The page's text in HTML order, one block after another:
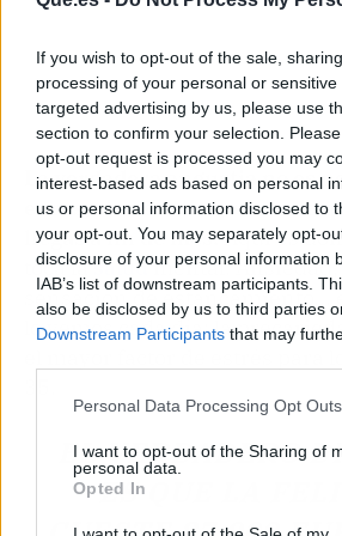
If you wish to opt-out of the sale,
processing of your personal or
targeted advertising by us, please use
section to confirm your selection.
opt-out request is processed you may
interest-based ads based on personal
us or personal information disclosed to
your opt-out. You may separately opt-
disclosure of your personal information
IAB’s list of downstream participants.
also be disclosed by us to third parties
Downstream Participants that may
Personal Data Processing Opt Outs
I want to opt-out of the Sharing of
personal data.
Opted In
La verdadera angustia no es
euros, sino sentir que con lo
llegas a fin de mes.Aquí es
toca lasaludmental.
sensación de estancamiento...
lo vemos cada día: la
EL VERDADERO
ES QUE LA